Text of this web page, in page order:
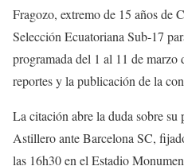
Fragozo, extremo de 15 años de
Selección Ecuatoriana Sub-17
programada del 1 al 11 de marzo
reportes y la publicación de la
La citación abre la duda sobre su
Astillero ante Barcelona SC,
las 16h30 en el Estadio